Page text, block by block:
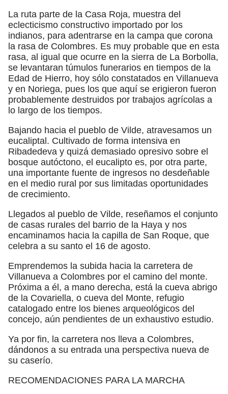
La ruta parte de la Casa Roja, muestra del
eclecticismo constructivo importado por los
indianos, para adentrarse en la campa que corona
la rasa de Colombres. Es muy probable que en esta
rasa, al igual que ocurre en la sierra de La Borbolla,
se levantaran túmulos funerarios en tiempos de la
Edad de Hierro, hoy sólo constatados en Villanueva
y en Noriega, pues los que aquí se erigieron fueron
probablemente destruidos por trabajos agrícolas a
lo largo de los tiempos.
Bajando hacia el pueblo de Vilde, atravesamos un
eucaliptal. Cultivado de forma intensiva en
Ribadedeva y quizá demasiado opresivo sobre el
bosque autóctono, el eucalipto es, por otra parte,
una importante fuente de ingresos no desdeñable
en el medio rural por sus limitadas oportunidades
de crecimiento.
Llegados al pueblo de Vilde, reseñamos el conjunto
de casas rurales del barrio de la Haya y nos
encaminamos hacia la capilla de San Roque, que
celebra a su santo el 16 de agosto.
Emprendemos la subida hacia la carretera de
Villanueva a Colombres por el camino del monte.
Próxima a él, a mano derecha, está la cueva abrigo
de la Covariella, o cueva del Monte, refugio
catalogado entre los bienes arqueológicos del
concejo, aún pendientes de un exhaustivo estudio.
Ya por fin, la carretera nos lleva a Colombres,
dándonos a su entrada una perspectiva nueva de
su caserío.
RECOMENDACIONES PARA LA MARCHA